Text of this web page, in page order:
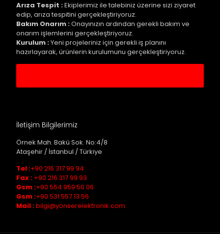
Arıza Tespit :Ekiplerimiz ile talebiniz üzerine sizi ziyaret
edip, arıza tespitini gerçekleştiriyoruz.
Bakım Onarım :Onayınızın ardından gerekli bakım ve
onarım işlemlerini gerçekleştiriyoruz.
Kurulum :Yeni projeleriniz için gerekli iş planını
hazırlayarak, ürünlerin kurulumunu gerçekleştiriyoruz.
İletişim Bilgilerimiz
Örnek Mah. Bakü Sok. No:4/8
Ataşehir / İstanbul / Türkiye
Tel :+90 216 317 99 94
Fax : +90 216 317 99 93
Gsm :+90 554 959 50 06
Gsm :+90 531 557 13 56
Mail :bilgi@yonserelektronik.com